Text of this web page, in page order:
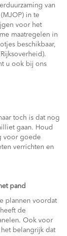
van
in te
voor het
maatregelen in
beschikbaar,
u ook bij ons
toch is dat nog
gaan. Houd
voor goede
verrichten en
pand
plannen voordat
de
Ook voor
belangrijk dat